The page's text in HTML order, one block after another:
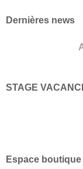
Dernières news
STAGE
Espace